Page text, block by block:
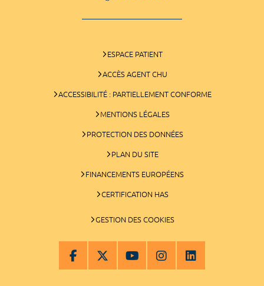
ESPACE PATIENT
ACCÈS AGENT CHU
ACCESSIBILITÉ : PARTIELLEMENT CONFORME
MENTIONS LÉGALES
PROTECTION DES DONNÉES
PLAN DU SITE
FINANCEMENTS EUROPÉENS
CERTIFICATION HAS
GESTION DES COOKIES